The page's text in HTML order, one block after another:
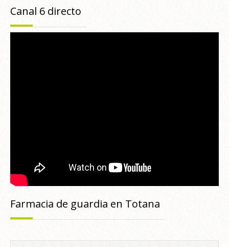
Programas emitidos
Canal 6 directo
Farmacia de guardia en Totana